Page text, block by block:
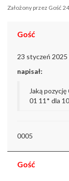
Założony przez Gość
Gość
23 styczeń 2025
napisał:
Jaką
01 11* dla
0005
Gość